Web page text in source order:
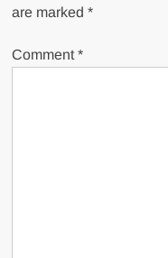
are marked*
Comment*